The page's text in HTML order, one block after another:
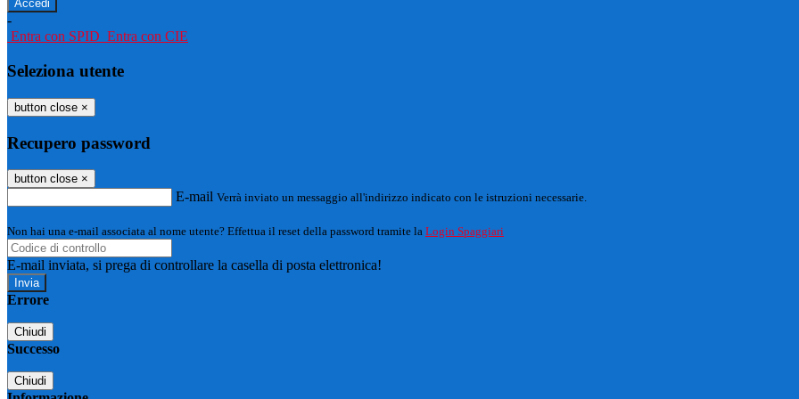
-
Entra con SPID Entra con CIE
Seleziona utente
button close ×
Recupero password
button close ×
E-mail Verrà inviato un messaggio all'indirizzo indicato con le istruzioni necessarie.
Non hai una e-mail associata al nome utente? Effettua il reset della password tramite la Login Spaggiari
E-mail inviata, si prega di controllare la casella di posta elettronica!
Errore
Chiudi
Successo
Chiudi